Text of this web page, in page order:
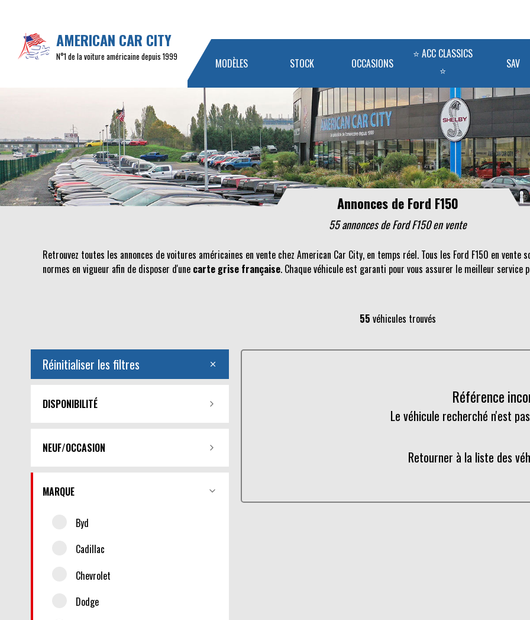
AMERICAN CAR CITY
N°1 de la voiture américaine depuis 1999 MODÈLES STOCK OCCASIONS
⭐ ACC CLASSICS
⭐
SAV
Annonces de Ford F150
55 annonces de Ford F150 en vente
Retrouvez toutes les annonces de voitures américaines en vente chez American Car City, en temps réel. Tous les Ford F150 en vente
normes en vigueur afin de disposer d'une carte grise française. Chaque véhicule est garanti pour vous assurer le meilleur service
55 véhicules trouvés
Réinitialiser les filtres
DISPONIBILITÉ
NEUF/OCCASION
MARQUE
Byd
Cadillac
Chevrolet
Dodge
Référence
Le véhicule recherché n'est
Retourner à la liste des